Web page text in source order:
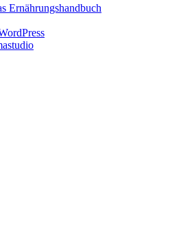
Ernährungshandbuch